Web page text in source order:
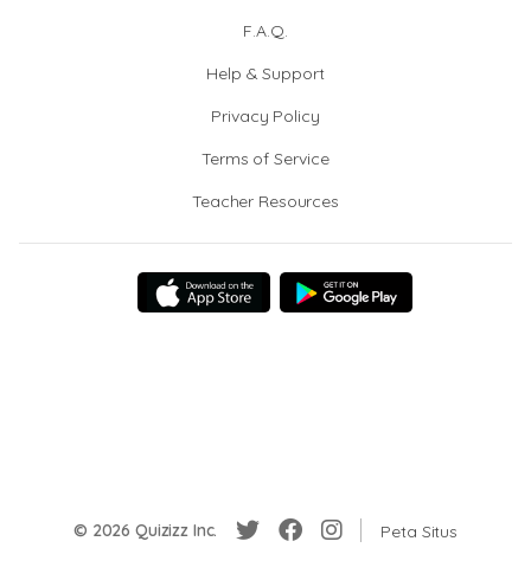
F.A.Q.
Help & Support
Privacy Policy
Terms of Service
Teacher Resources
© 2026 Quizizz Inc. Peta Situs